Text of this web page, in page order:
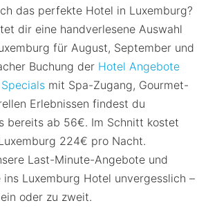
das perfekte Hotel in Luxemburg?
dir eine handverlesene Auswahl
für August, September und
Buchung der Hotel Angebote
Specials mit Spa-Zugang, Gourmet-
Erlebnissen findest du
bereits ab 56€. Im Schnitt kostet
224€ pro Nacht.
Last-Minute-Angebote und
ins Luxemburg Hotel unvergesslich –
oder zu zweit.